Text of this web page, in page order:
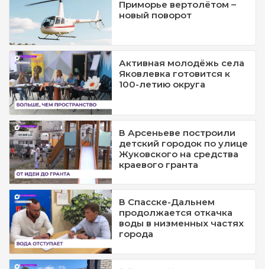
Приморье вертолётом –
новый поворот
Активная молодёжь села
Яковлевка готовится к
100-летию округа
В Арсеньеве построили
детский городок по улице
Жуковского на средства
краевого гранта
В Спасске-Дальнем
продолжается откачка
воды в низменных частях
города